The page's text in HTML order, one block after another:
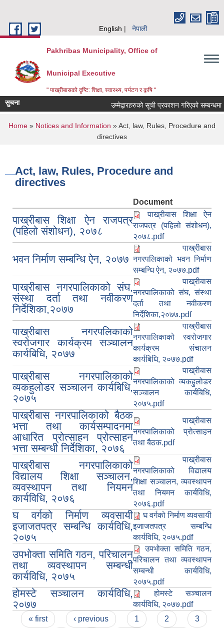
English नेपाली
Pakhribas Municipality, Office of
Municipal Executive
" पाख्रीबासको दृष्टि: शिक्षा, स्वास्थ्य, पर्यटन र कृषि "
सुचना उम्मेद्बारहरुको सूची प्रकाशन गरिएको सम्बन्धमा
You are here
Home » Notices and Information » Act, law, Rules, Procedure and
directives
Act, law, Rules, Procedure and
directives
Document
पाख्रीबास शिक्षा ऐन राजपत्र
(पहिलो संशोधन), २०७८
पाख्रीबास शिक्षा ऐन
राजपत्र (पहिलो संशोधन),
२०७८.pdf
भवन निर्माण सम्बन्धि ऐन, २०७७
पाख्रीबास
नगरपलिकाको भवन निर्माण
सम्बन्धि ऐन, २०७७.pdf
पाख्रीबास नगरपालिकाको संघ,
संस्था दर्ता तथा नवीकरण
निर्देशिका,२०७७
पाख्रीबास
नगरपालिकाको संघ, संस्था
दर्ता तथा नवीकरण
निर्देशिका,२०७७.pdf
पाख्रीबास नगरपलिकाको
स्वरोजगार कार्यक्रम सञ्चालन
कार्यबिधि, २०७७
पाख्रीबास
नगरपालिकाको स्वरोजगार
कार्यक्रम संचालन
कार्यबिधि, २०७७.pdf
पाख्रीबास नगरपालिकाको
व्यकहुलोडर सञ्चालन कार्यबिधि,
२०७५
पाख्रीबास
नगरपालिकाको व्यकहुलोडर
सञ्चालन कार्यबिधि,
२०७५.pdf
पाख्रीबास नगरपालिकाको बैठक
भत्ता तथा कार्यसम्पादनमा
आधारित प्रोत्साहन प्रोत्साहन
भत्ता सम्बन्धी निर्देशिका, २०७६
पाख्रीबास
नगरपालिकाको प्रोत्साहन
तथा बैठक.pdf
पाख्रीबास नगरपालिकाको
विद्यालय शिक्षा सञ्चालन,
व्यवस्थापन तथा नियमन
कार्यविधि, २०७६
पाख्रीबास
नगरपालिकाको विद्यालय
शिक्षा सञ्चालन, व्यवस्थापन
तथा नियमन कार्यविधि,
२०७६.pdf
घ वर्गको निर्माण व्यवसायी
इजाजतपत्र सम्बन्धि कार्यविधि,
२०७५
घ वर्गको निर्माण व्यवसायी
इजाजतपत्र सम्बन्धि
कार्यविधि, २०७५.pdf
उपभोक्ता समिति गठन, परिचालन
तथा व्यवस्थापन सम्बन्धी
कार्यविधि, २०७५
उपभोक्ता समिति गठन,
परिचालन तथा व्यवस्थापन
सम्बन्धी कार्यविधि,
२०७५.pdf
होमस्टे सञ्चालन कार्यविधि,
२०७७
होमस्टे सञ्चालन
कार्यविधि, २०७७.pdf
Pages
« first ‹ previous 1 2
3